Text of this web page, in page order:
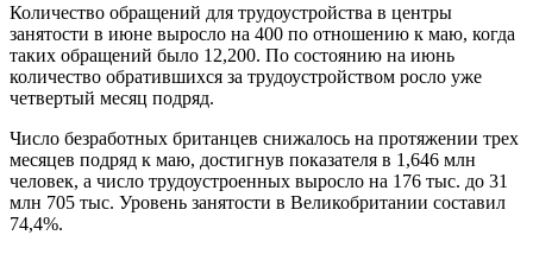
Количество обращений для трудоустройства в центры
занятости в июне выросло на 400 по отношению к маю, когда
таких обращений было 12,200. По состоянию на июнь
количество обратившихся за трудоустройством росло уже
четвертый месяц подряд.
Число безработных британцев снижалось на протяжении трех
месяцев подряд к маю, достигнув показателя в 1,646 млн
человек, а число трудоустроенных выросло на 176 тыс. до 31
млн 705 тыс. Уровень занятости в Великобритании составил
74,4%.